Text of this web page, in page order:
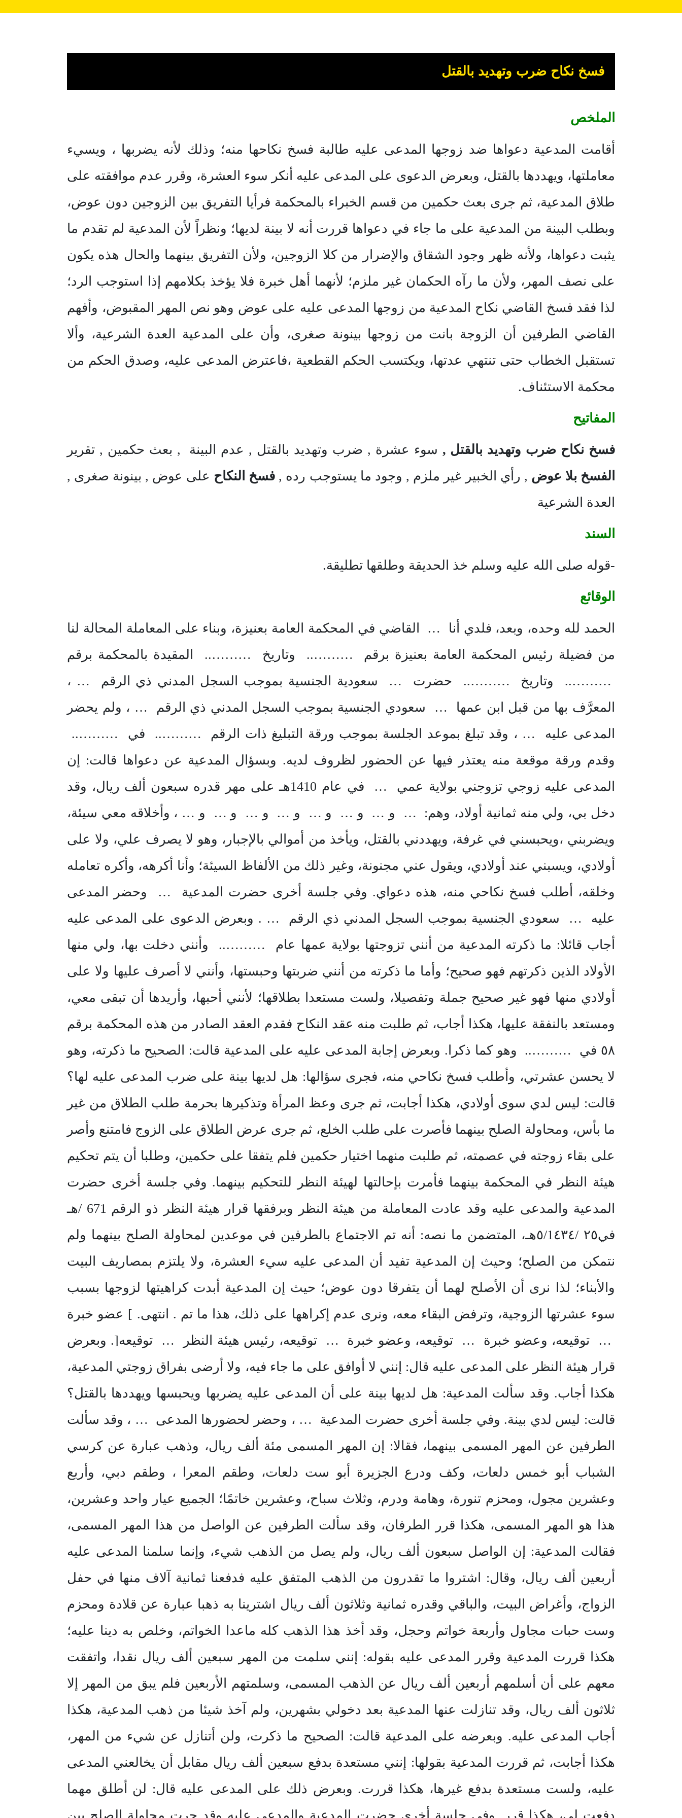
فسخ نكاح ضرب وتهديد بالقتل
الملخص
أقامت المدعية دعواها ضد زوجها المدعى عليه طالبة فسخ نكاحها منه؛ وذلك لأنه يضربها ، ويسيء
معاملتها، ويهددها بالقتل، وبعرض الدعوى على المدعى عليه أنكر سوء العشرة، وقرر عدم موافقته على
طلاق المدعية، ثم جرى بعث حكمين من قسم الخبراء بالمحكمة فرأيا التفريق بين الزوجين دون عوض،
وبطلب البينة من المدعية على ما جاء في دعواها قررت أنه لا بينة لديها؛ ونظراً لأن المدعية لم تقدم ما
يثبت دعواها، ولأنه ظهر وجود الشقاق والإضرار من كلا الزوجين، ولأن التفريق بينهما والحال هذه يكون
على نصف المهر، ولأن ما رآه الحكمان غير ملزم؛ لأنهما أهل خبرة فلا يؤخذ بكلامهم إذا استوجب الرد؛
لذا فقد فسخ القاضي نكاح المدعية من زوجها المدعى عليه على عوض وهو نص المهر المقبوض، وأفهم
القاضي الطرفين أن الزوجة بانت من زوجها بينونة صغرى، وأن على المدعية العدة الشرعية، وألا
تستقبل الخطاب حتى تنتهي عدتها، ويكتسب الحكم القطعية ،فاعترض المدعى عليه، وصدق الحكم من
محكمة الاستئناف.
المفاتيح
فسخ نكاح ضرب وتهديد بالقتل , سوء عشرة , ضرب وتهديد بالقتل , عدم البينة , بعث حكمين , تقرير
الفسخ بلا عوض , رأي الخبير غير ملزم , وجود ما يستوجب رده , فسخ النكاح على عوض , بينونة صغرى ,
العدة الشرعية
السند
-قوله صلى الله عليه وسلم خذ الحديقة وطلقها تطليقة.
الوقائع
الحمد لله وحده، وبعد، فلدي أنا … القاضي في المحكمة العامة بعنيزة، وبناء على المعاملة المحالة لنا
من فضيلة رئيس المحكمة العامة بعنيزة برقم ……….. وتاريخ ……….. المقيدة بالمحكمة برقم
……….. وتاريخ ……….. حضرت … سعودية الجنسية بموجب السجل المدني ذي الرقم … ،
المعرَّف بها من قبل ابن عمها … سعودي الجنسية بموجب السجل المدني ذي الرقم … ، ولم يحضر
المدعى عليه … ، وقد تبلغ بموعد الجلسة بموجب ورقة التبليغ ذات الرقم ……….. في ………..
وقدم ورقة موقعة منه يعتذر فيها عن الحضور لظروف لديه. وبسؤال المدعية عن دعواها قالت: إن
المدعى عليه زوجي تزوجني بولاية عمي … في عام 1410هـ على مهر قدره سبعون ألف ريال، وقد
دخل بي، ولي منه ثمانية أولاد، وهم: … و … و … و … و … و … و … و … ، وأخلاقه معي سيئة،
ويضربني ،ويحبسني في غرفة، ويهددني بالقتل، ويأخذ من أموالي بالإجبار، وهو لا يصرف علي، ولا على
أولادي، ويسبني عند أولادي، ويقول عني مجنونة، وغير ذلك من الألفاظ السيئة؛ وأنا أكرهه، وأكره تعامله
وخلقه، أطلب فسخ نكاحي منه، هذه دعواي. وفي جلسة أخرى حضرت المدعية … وحضر المدعى
عليه … سعودي الجنسية بموجب السجل المدني ذي الرقم … . وبعرض الدعوى على المدعى عليه
أجاب قائلا: ما ذكرته المدعية من أنني تزوجتها بولاية عمها عام ……….. وأنني دخلت بها، ولي منها
الأولاد الذين ذكرتهم فهو صحيح؛ وأما ما ذكرته من أنني ضربتها وحبستها، وأنني لا أصرف عليها ولا على
أولادي منها فهو غير صحيح جملة وتفصيلا، ولست مستعدا بطلاقها؛ لأنني أحبها، وأريدها أن تبقى معي،
ومستعد بالنفقة عليها، هكذا أجاب، ثم طلبت منه عقد النكاح فقدم العقد الصادر من هذه المحكمة برقم
٥٨ في ……….. وهو كما ذكرا. وبعرض إجابة المدعى عليه على المدعية قالت: الصحيح ما ذكرته، وهو
لا يحسن عشرتي، وأطلب فسخ نكاحي منه، فجرى سؤالها: هل لديها بينة على ضرب المدعى عليه لها؟
قالت: ليس لدي سوى أولادي، هكذا أجابت، ثم جرى وعظ المرأة وتذكيرها بحرمة طلب الطلاق من غير
ما بأس، ومحاولة الصلح بينهما فأصرت على طلب الخلع، ثم جرى عرض الطلاق على الزوج فامتنع وأصر
على بقاء زوجته في عصمته، ثم طلبت منهما اختيار حكمين فلم يتفقا على حكمين، وطلبا أن يتم تحكيم
هيئة النظر في المحكمة بينهما فأمرت بإحالتها لهيئة النظر للتحكيم بينهما. وفي جلسة أخرى حضرت
المدعية والمدعى عليه وقد عادت المعاملة من هيئة النظر وبرفقها قرار هيئة النظر ذو الرقم 671 /هـ
في٢٥ /٥/1٤٣٤هـ، المتضمن ما نصه: أنه تم الاجتماع بالطرفين في موعدين لمحاولة الصلح بينهما ولم
نتمكن من الصلح؛ وحيث إن المدعية تفيد أن المدعى عليه سيء العشرة، ولا يلتزم بمصاريف البيت
والأبناء؛ لذا نرى أن الأصلح لهما أن يتفرقا دون عوض؛ حيث إن المدعية أبدت كراهيتها لزوجها بسبب
سوء عشرتها الزوجية، وترفض البقاء معه، ونرى عدم إكراهها على ذلك، هذا ما تم . انتهى. ] عضو خبرة
… توقيعه، وعضو خبرة … توقيعه، وعضو خبرة … توقيعه، رئيس هيئة النظر … توقيعه[. وبعرض
قرار هيئة النظر على المدعى عليه قال: إنني لا أوافق على ما جاء فيه، ولا أرضى بفراق زوجتي المدعية،
هكذا أجاب. وقد سألت المدعية: هل لديها بينة على أن المدعى عليه يضربها ويحبسها ويهددها بالقتل؟
قالت: ليس لدي بينة. وفي جلسة أخرى حضرت المدعية … ، وحضر لحضورها المدعى … ، وقد سألت
الطرفين عن المهر المسمى بينهما، فقالا: إن المهر المسمى مئة ألف ريال، وذهب عبارة عن كرسي
الشباب أبو خمس دلعات، وكف ودرع الجزيرة أبو ست دلعات، وطقم المعرا ، وطقم دبي، وأربع
وعشرين مجول، ومحزم تنورة، وهامة ودرم، وثلاث سباح، وعشرين خاتمًا؛ الجميع عيار واحد وعشرين،
هذا هو المهر المسمى، هكذا قرر الطرفان، وقد سألت الطرفين عن الواصل من هذا المهر المسمى،
فقالت المدعية: إن الواصل سبعون ألف ريال، ولم يصل من الذهب شيء، وإنما سلمنا المدعى عليه
أربعين ألف ريال، وقال: اشتروا ما تقدرون من الذهب المتفق عليه فدفعنا ثمانية آلاف منها في حفل
الزواج، وأغراض البيت، والباقي وقدره ثمانية وثلاثون ألف ريال اشترينا به ذهبا عبارة عن قلادة ومحزم
وست حبات مجاول وأربعة خواتم وحجل، وقد أخذ هذا الذهب كله ماعدا الخواتم، وخلص به دينا عليه؛
هكذا قررت المدعية وقرر المدعى عليه بقوله: إنني سلمت من المهر سبعين ألف ريال نقدا، واتفقت
معهم على أن أسلمهم أربعين ألف ريال عن الذهب المسمى، وسلمتهم الأربعين فلم يبق من المهر إلا
ثلاثون ألف ريال، وقد تنازلت عنها المدعية بعد دخولي بشهرين، ولم آخذ شيئا من ذهب المدعية، هكذا
أجاب المدعى عليه. وبعرضه على المدعية قالت: الصحيح ما ذكرت، ولن أتنازل عن شيء من المهر،
هكذا أجابت، ثم قررت المدعية بقولها: إنني مستعدة بدفع سبعين ألف ريال مقابل أن يخالعني المدعى
عليه، ولست مستعدة بدفع غيرها، هكذا قررت. وبعرض ذلك على المدعى عليه قال: لن أطلق مهما